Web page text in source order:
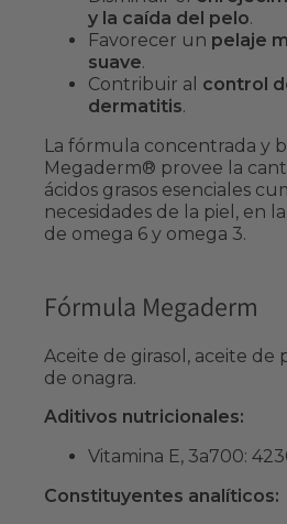
y la caída del pelo.
Favorecer un pelaje
suave.
Contribuir al control
dermatitis.
La fórmula concentrada y
Megaderm® provee la
ácidos grasos esenciales
necesidades de la piel, en
de omega 6 y omega 3.
Fórmula Megaderm
Aceite de girasol, aceite de
de onagra.
Aditivos nutricionales:
Vitamina E, 3a700:
Constituyentes analíticos: